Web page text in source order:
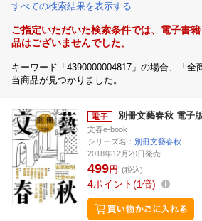
すべての検索結果を表示する
ご指定いただいた検索条件では、電子書
品はございませんでした。
キーワード「4390000004817」の場合、「全
当商品が見つかりました。
別冊文藝春秋 電子
文春e-book
シリーズ名： 別冊文藝春秋
2018年12月20日発売
499円 (税込)
4ポイント 1倍